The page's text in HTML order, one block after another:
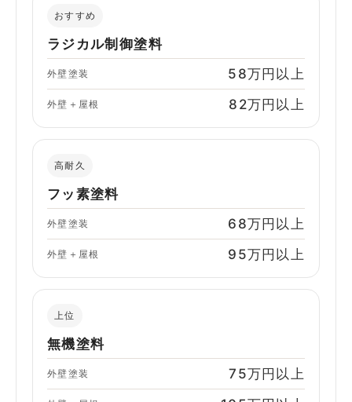
おすすめ
ラジカル制御塗料
外壁塗装 58万円以上
外壁＋屋根 82万円以上
高耐久
フッ素塗料
外壁塗装 68万円以上
外壁＋屋根 95万円以上
上位
無機塗料
外壁塗装 75万円以上